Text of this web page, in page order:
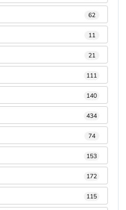
62
11
21
111
140
434
74
153
172
115